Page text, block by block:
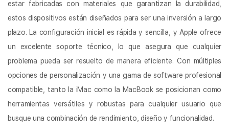
estar fabricadas con materiales que garantizan la durabilidad,
estos dispositivos están diseñados para ser una inversión a largo
plazo. La configuración inicial es rápida y sencilla, y Apple ofrece
un excelente soporte técnico, lo que asegura que cualquier
problema pueda ser resuelto de manera eficiente. Con múltiples
opciones de personalización y una gama de software profesional
compatible, tanto la iMac como la MacBook se posicionan como
herramientas versátiles y robustas para cualquier usuario que
busque una combinación de rendimiento, diseño y funcionalidad.